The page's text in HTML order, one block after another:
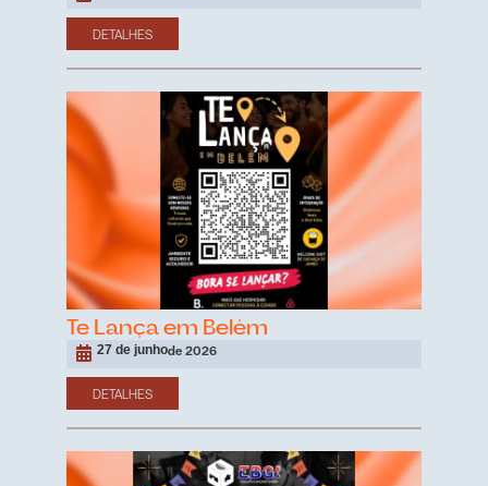
DETALHES
Te Lança em Belém
27 de junhode 2026
DETALHES